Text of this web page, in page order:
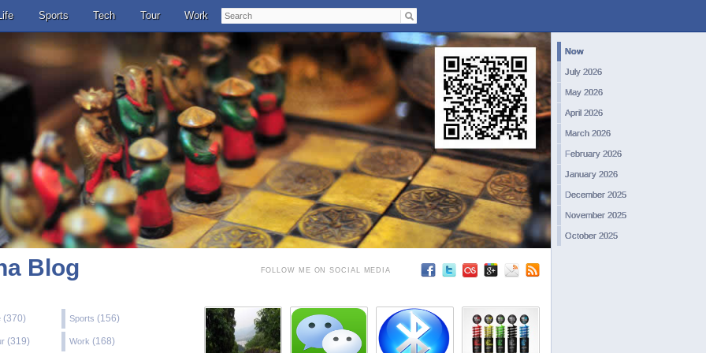
Sports Tech Tour Work
Now
July 2026
May 2026
April 2026
March 2026
February 2026
January 2026
December 2025
November 2025
October 2025
Search
Blog
(370) Sports (156)
(319) Work (168)
FOLLOW ME ON SOCIAL MEDIA